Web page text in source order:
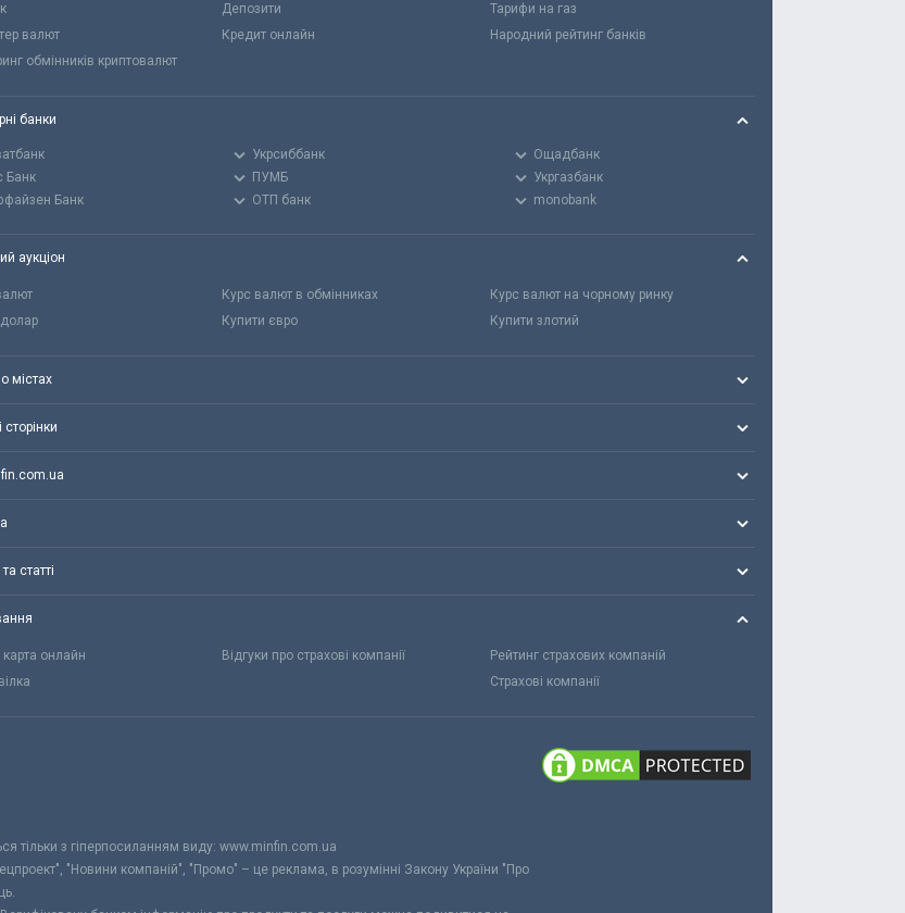
Депозити
Тарифи на газ
валют
Кредит онлайн
Народний рейтинг банків
обмінників криптовалют
банки
Укрсиббанк
Ощадбанк
Банк
ПУМБ
Укргазбанк
Банк
ОТП банк monobank
аукціон
Курс валют в обмінниках
Курс валют на чорному ринку
Купити євро Купити злотий
містах
сторінки
статті
онлайн Відгуки про страхові компанії
Рейтинг страхових компаній
Страхові компанії
тільки з гіперпосиланням виду: www.minfin.com.ua
"Новини компаній", "Промо" – це реклама, в розумінні Закону України "Про